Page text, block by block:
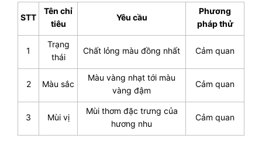
STT
Tên chỉ
tiêu
Yêu cầu
Phương
pháp thử
1
Trạng
thái
Chất lỏng màu đồng nhất Cảm quan
2 Màu sắc
Màu vàng nhạt tới màu
vàng đậm
Cảm quan
3 Mùi vị
Mùi thơm đặc trưng của
hương nhu
Cảm quan